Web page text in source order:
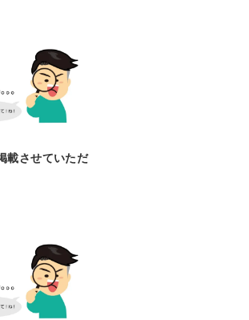
載させていただ